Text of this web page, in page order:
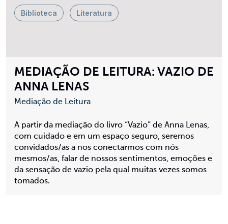
MEDIAÇÃO DE LEITURA: VAZIO DE
ANNA LENAS
Mediação de Leitura
A partir da mediação do livro “Vazio” de Anna Lenas,
com cuidado e em um espaço seguro, seremos
convidados/as a nos conectarmos com nós
mesmos/as, falar de nossos sentimentos, emoções e
da sensação de vazio pela qual muitas vezes somos
tomados.
Biblioteca Literatura